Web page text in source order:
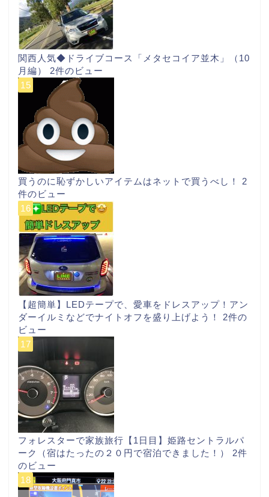
関西人気◆ドライブコース「メタセコイア並木」（10
月編） 2件のビュー
買うのに恥ずかしいアイテムはネットで買うべし！ 2
件のビュー
【超簡単】LEDテープで、愛車をドレスアップ！アン
ダーイルミなどでナイトオフを盛り上げよう！ 2件の
ビュー
フォレスターで家族旅行【1日目】姫路セントラルパ
ーク（宿はたったの２０円で宿泊できました！） 2件
のビュー